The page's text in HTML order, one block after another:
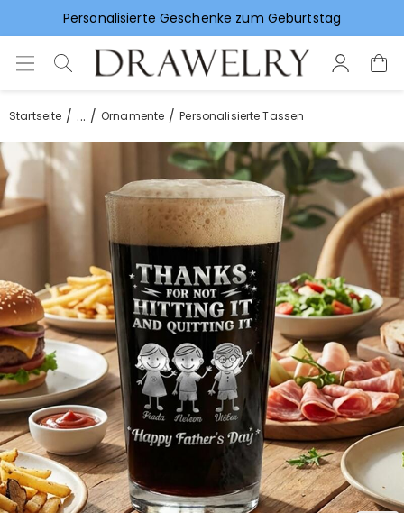
Vorlieben für Hochzeitsgeschenke
Startseite ... Ornamente Personalisierte Tassen